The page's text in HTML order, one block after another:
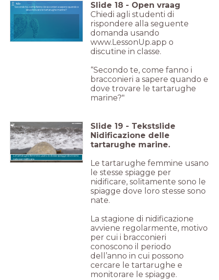
Secondo te, come fanno i bracconieri a sapere quando e
dove trovare le tartarughe marine?
Slide 18 - Open vraag
Chiedi agli studenti di
rispondere alla seguente
domanda usando
www.LessonUp.app o
discutine in classe.
“Secondo te, come fanno i
bracconieri a sapere quando e
dove trovare le tartarughe
marine?"
Le tartarughe femmine usano le stesse spiagge dove sono
nate per nidificare.
Slide 19 - Tekstslide
Nidificazione delle
tartarughe marine.
Le tartarughe femmine usano
le stesse spiagge per
nidificare, solitamente sono le
spiagge dove loro stesse sono
nate.
La stagione di nidificazione
avviene regolarmente, motivo
per cui i bracconieri
conoscono il periodo
dell’anno in cui possono
cercare le tartarughe e
monitorare le spiagge.